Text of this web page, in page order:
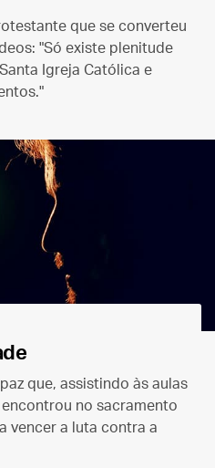
que se converteu
"Só existe plenitude
Igreja Católica e
que, assistindo às aulas
no sacramento
vencer a luta contra a